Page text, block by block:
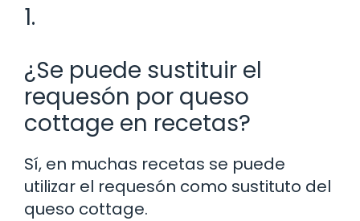
1.
¿Se puede sustituir el
requesón por queso
cottage en recetas?
Sí, en muchas recetas se puede
utilizar el requesón como sustituto del
queso cottage.